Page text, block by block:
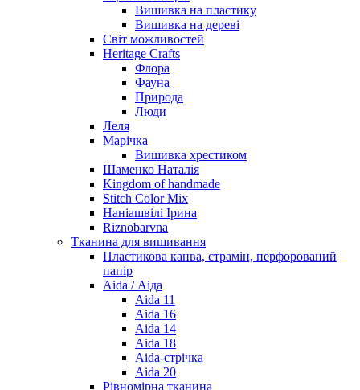
Вишивка на пластику
Вишивка на дереві
Світ можливостей
Heritage Crafts
Флора
Фауна
Природа
Люди
Леля
Марічка
Вишивка хрестиком
Шаменко Наталія
Kingdom of handmade
Stitch Color Mix
Наніашвілі Ірина
Riznobarvna
Тканина для вишивання
Пластикова канва, страмін, перфорований
папір
Aida / Аіда
Aida 11
Aida 16
Aida 14
Aida 18
Aida-стрічка
Aida 20
Рівномірна тканина